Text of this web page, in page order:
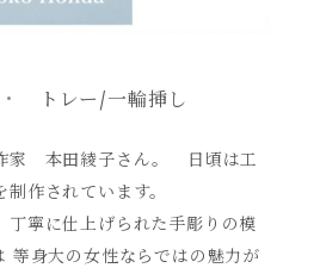
・ トレー/一輪挿し
家 本田綾子さん。 日頃は工
作されています。
丁寧に仕上げられた手彫りの模
等身大の女性ならではの魅力が